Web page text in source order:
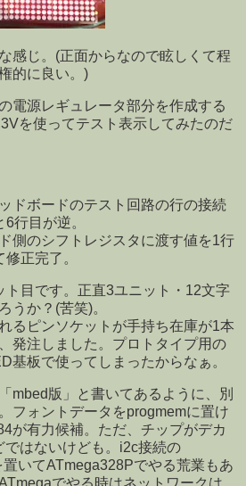
感じ。(正面からなので眩しくて程
的に良い。)
電源レギュレータ部分を作成する
を使ってテスト表示してみたのだ
ドボードのテスト回路の行の接続
行目が逆。
側のシフトレジスタに渡す値を1行
正完了。
目です。正直3ユニット・12文字
うか？(苦笑)。
るピンソケットが手持ち在庫が1本
発注しました。プロトタイプ用の
基板で使ってしまったからなぁ。
mbed版」と書いてあるように、別
フォントデータをprogmemに置け
が有力候補。ただ、チップがデカ
ではないけども。i2c接続の
いてATmega328Pでやる荒業もあ
でやる時はネットワークは